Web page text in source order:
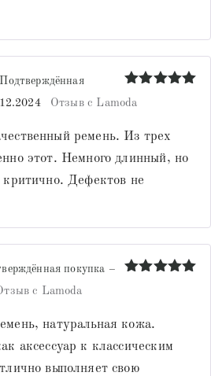
Оценка
из 5
Отзыв с Lamoda
ремень. Из трех
этот. Немного длинный, но
Дефектов не
покупка –
с Lamoda
натуральная кожа.
аксессуар к классическим
выполняет свою